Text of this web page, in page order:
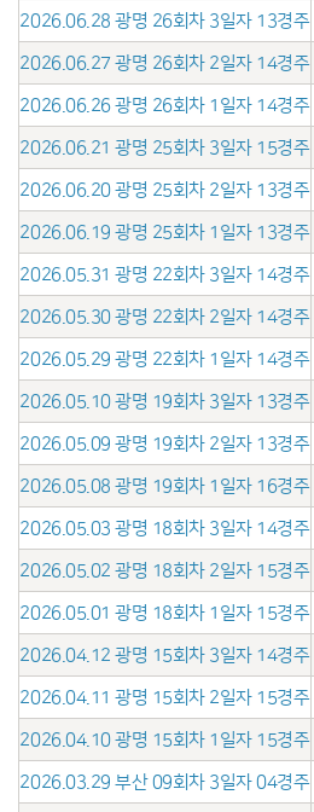
2026.06.28 광명 26회차 3일자 13경주
2026.06.27 광명 26회차 2일자 14경주
2026.06.26 광명 26회차 1일자 14경주
2026.06.21 광명 25회차 3일자 15경주
2026.06.20 광명 25회차 2일자 13경주
2026.06.19 광명 25회차 1일자 13경주
2026.05.31 광명 22회차 3일자 14경주
2026.05.30 광명 22회차 2일자 14경주
2026.05.29 광명 22회차 1일자 14경주
2026.05.10 광명 19회차 3일자 13경주
2026.05.09 광명 19회차 2일자 13경주
2026.05.08 광명 19회차 1일자 16경주
2026.05.03 광명 18회차 3일자 14경주
2026.05.02 광명 18회차 2일자 15경주
2026.05.01 광명 18회차 1일자 15경주
2026.04.12 광명 15회차 3일자 14경주
2026.04.11 광명 15회차 2일자 15경주
2026.04.10 광명 15회차 1일자 15경주
2026.03.29 부산 09회차 3일자 04경주